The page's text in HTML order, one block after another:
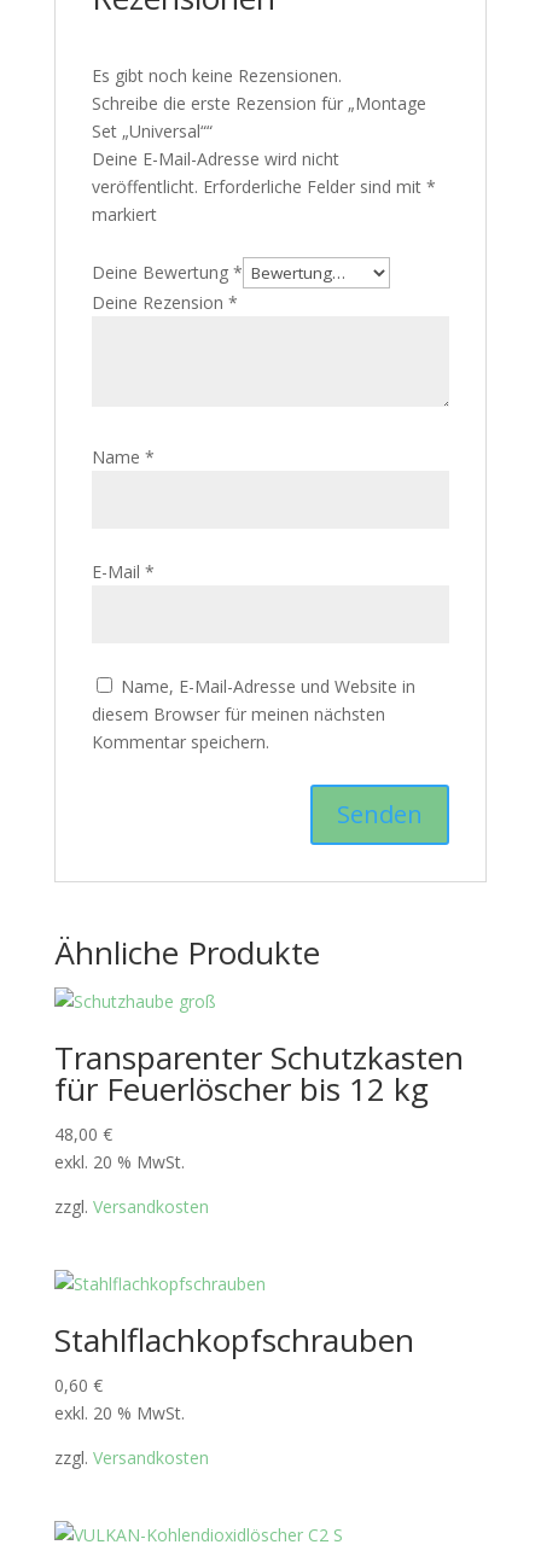
Es gibt noch keine Rezensionen.
Schreibe die erste Rezension für „Montage
Set „Universal““
Deine E-Mail-Adresse wird nicht
veröffentlicht. Erforderliche Felder sind mit *
markiert
Deine Bewertung *
Deine Rezension *
Name *
E-Mail *
Name, E-Mail-Adresse und Website in
diesem Browser für meinen nächsten
Kommentar speichern.
Ähnliche Produkte
Transparenter Schutzkasten
für Feuerlöscher bis 12 kg
48,00 €
exkl. 20 % MwSt.
zzgl. Versandkosten
Stahlflachkopfschrauben
0,60 €
exkl. 20 % MwSt.
zzgl. Versandkosten